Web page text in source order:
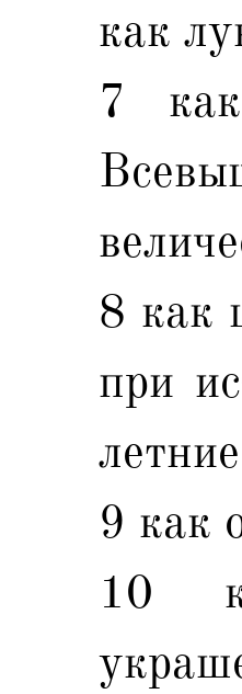
как
7
8 как
при
9 как
10